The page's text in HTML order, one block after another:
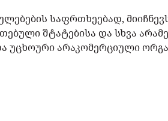
საფრთხეებად,
შტატებისა და სხვა
არაკომერციული